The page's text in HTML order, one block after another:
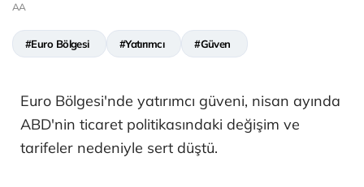
AA
#Euro Bölgesi #Yatırımcı #Güven
Euro Bölgesi'nde yatırımcı güveni, nisan ayında
ABD'nin ticaret politikasındaki değişim ve
tarifeler nedeniyle sert düştü.